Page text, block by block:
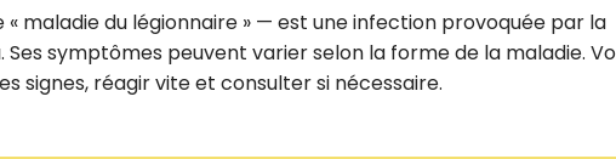
maladie du légionnaire » — est une infection provoquée par la
symptômes peuvent varier selon la forme de la maladie.
signes, réagir vite et consulter si nécessaire.